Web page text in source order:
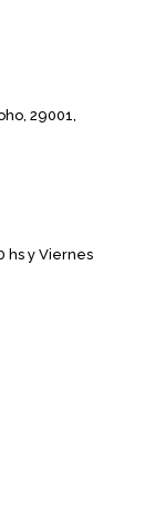
29001,
hs y Viernes